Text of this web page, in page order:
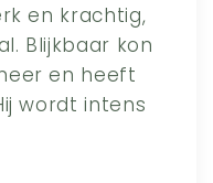
en krachtig,
Blijkbaar kon
en heeft
wordt intens